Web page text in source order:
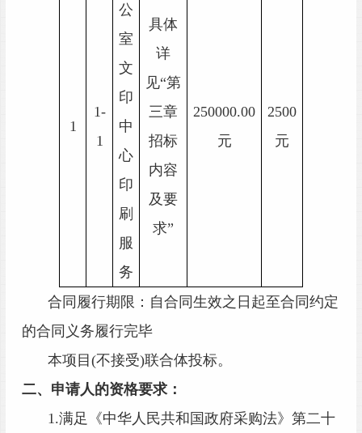
1
1-
1
公
室
文
印
中
心
印
刷
服
务
具体
详
见“第
三章
招标
内容
及要
求”
250000.00
元
2500
元
合同履行期限：自合同生效之日起至合同约定
的合同义务履行完毕
本项目(不接受)联合体投标。
二、申请人的资格要求：
1.满足《中华人民共和国政府采购法》第二十